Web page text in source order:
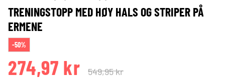
TRENINGSTOPP MED HØY HALS OG STRIPER PÅ
ERMENE
-50%
274,97 kr 549,95 kr